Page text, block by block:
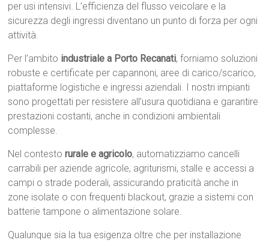
per usi intensivi. L’efficienza del flusso veicolare e la
sicurezza degli ingressi diventano un punto di forza per ogni
attività.
Per l’ambito industriale a Porto Recanati, forniamo soluzioni
robuste e certificate per capannoni, aree di carico/scarico,
piattaforme logistiche e ingressi aziendali. I nostri impianti
sono progettati per resistere all’usura quotidiana e garantire
prestazioni costanti, anche in condizioni ambientali
complesse.
Nel contestorurale e agricolo, automatizziamo cancelli
carrabili per aziende agricole, agriturismi, stalle e accessi a
campi o strade poderali, assicurando praticità anche in
zone isolate o con frequenti blackout, grazie a sistemi con
batterie tampone o alimentazione solare.
Qualunque sia la tua esigenza oltre che per installazione